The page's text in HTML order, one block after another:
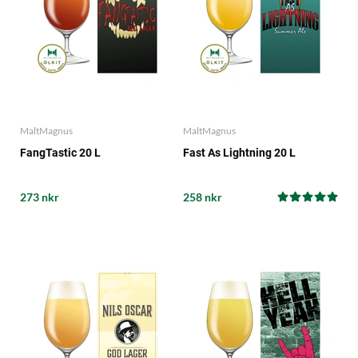
MaltMagnus
FangTastic 20 L
273 nkr
MaltMagnus
Fast As Lightning 20 L
258 nkr